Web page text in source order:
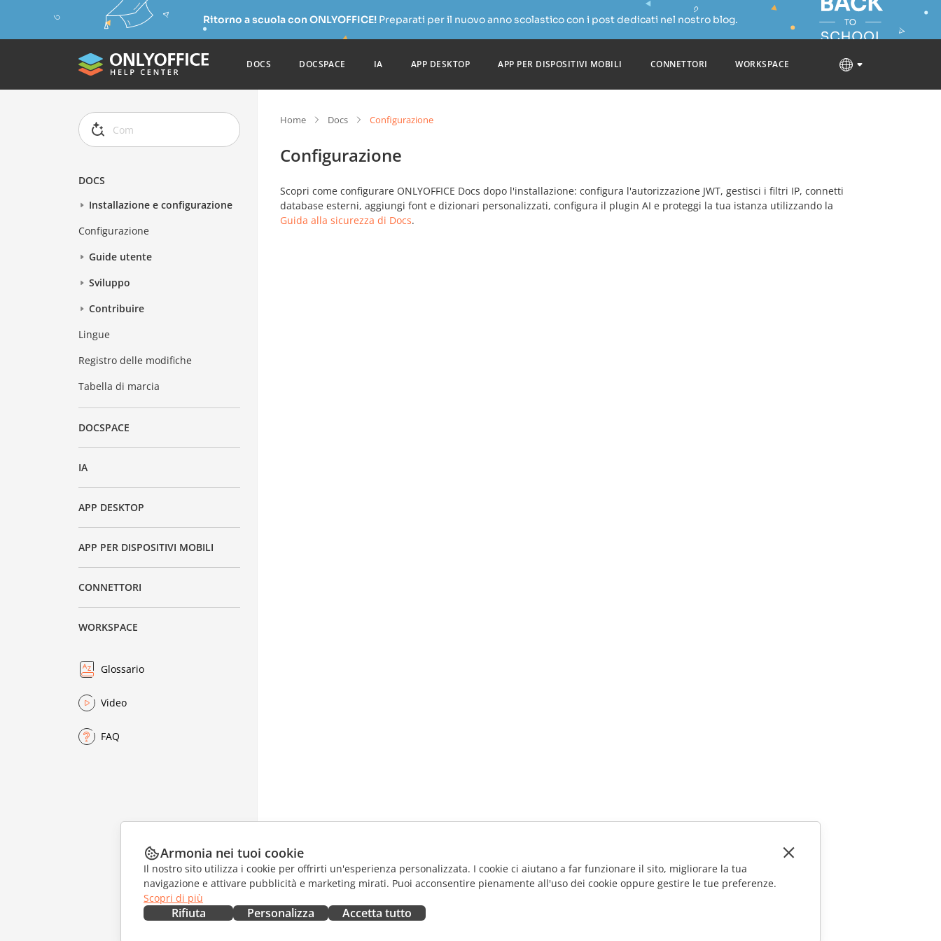
Ritorno a scuola con ONLYOFFICE! Preparati per il nuovo anno scolastico con i post dedicati nel nostro blog.
DOCS DOCSPACE IA APP DESKTOP APP PER DISPOSITIVI MOBILI CONNETTORI WORKSPACE
DOCS
Installazione e configurazione
Configurazione
Guide utente
Sviluppo
Contribuire
Lingue
Registro delle modifiche
Tabella di marcia
DOCSPACE
IA
APP DESKTOP
APP PER DISPOSITIVI MOBILI
CONNETTORI
WORKSPACE
Glossario
Video
FAQ
Home Docs Configurazione
Configurazione
Scopri come configurare ONLYOFFICE Docs dopo l'installazione: configura l'autorizzazione JWT, gestisci i filtri IP, connetti
database esterni, aggiungi font e dizionari personalizzati, configura il plugin AI e proteggi la tua istanza utilizzando la
Guida alla sicurezza di Docs.
Armonia nei tuoi cookie
Il nostro sito utilizza i cookie per offrirti un'esperienza personalizzata. I cookie ci aiutano a far funzionare il sito, migliorare la tua
navigazione e attivare pubblicità e marketing mirati. Puoi acconsentire pienamente all'uso dei cookie oppure gestire le tue preferenze.
Scopri di più
Rifiuta Personalizza Accetta tutto